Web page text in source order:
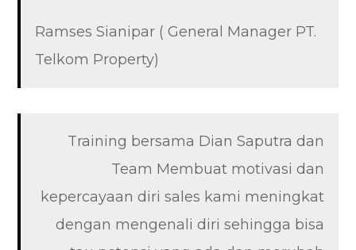
Ramses Sianipar ( General Manager PT.
Telkom Property)
Training bersama Dian Saputra dan
Team Membuat motivasi dan
kepercayaan diri sales kami meningkat
dengan mengenali diri sehingga bisa